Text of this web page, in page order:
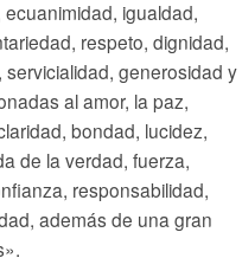
igualdad,
respeto, dignidad,
generosidad y
al amor, la paz,
bondad, lucidez,
de la verdad, fuerza,
responsabilidad,
además de una gran